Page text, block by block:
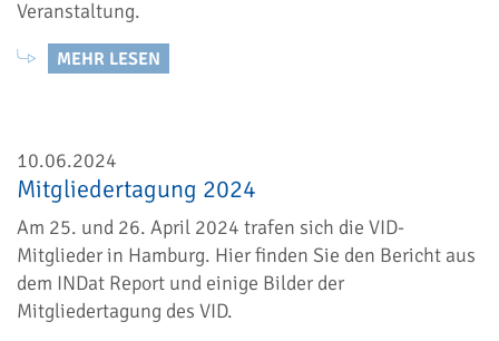
Veranstaltung.
MEHR LESEN
10.06.2024
Mitgliedertagung 2024
Am 25. und 26. April 2024 trafen sich die VID-
Mitglieder in Hamburg. Hier finden Sie den Bericht aus
dem INDat Report und einige Bilder der
Mitgliedertagung des VID.